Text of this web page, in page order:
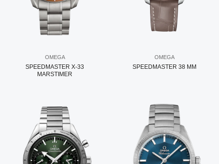
OMEGA
SPEEDMASTER X-33
MARSTIMER
OMEGA
SPEEDMASTER 38 MM